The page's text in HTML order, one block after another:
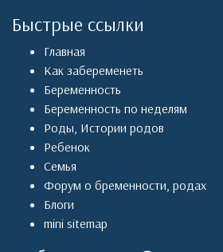
Быстрые ссылки
Главная
Как забеременеть
Беременность
Беременность по неделям
Роды, Истории родов
Ребенок
Семья
Форум о бременности, родах
Блоги
mini sitemap